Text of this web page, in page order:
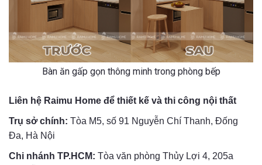
Bàn ăn gấp gọn thông minh trong phòng bếp
Liên hệ Raimu Home để thiết kế và thi công nội thất
Trụ sở chính: Tòa M5, số 91 Nguyễn Chí Thanh, Đống
Đa, Hà Nội
Chi nhánh TP.HCM: Tòa văn phòng Thủy Lợi 4, 205a